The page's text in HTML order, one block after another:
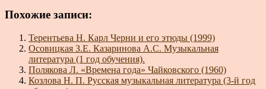
Похожие записи:
Терентьева Н. Карл Черни и его этюды (1999)
Осовицкая З.Е. Казаринова А.С. Музыкальная
литература (1 год обучения).
Полякова Л. «Времена года» Чайковского (1960)
Козлова Н. П. Русская музыкальная литература (3-й год